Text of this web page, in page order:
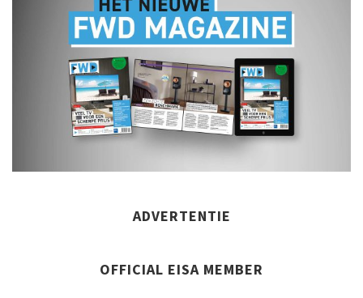
ADVERTENTIE
OFFICIAL EISA MEMBER